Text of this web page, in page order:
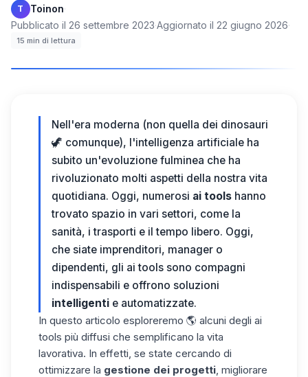
T Toinon·
Pubblicato il 26 settembre 2023·Aggiornato il 22 giugno 2026·
15 min di lettura
Nell'era moderna (non quella dei dinosauri
🦖 comunque), l'intelligenza artificiale ha
subito un'evoluzione fulminea che ha
rivoluzionato molti aspetti della nostra vita
quotidiana. Oggi, numerosi ai tools hanno
trovato spazio in vari settori, come la
sanità, i trasporti e il tempo libero. Oggi,
che siate imprenditori, manager o
dipendenti, gli ai tools sono compagni
indispensabili e offrono soluzioni
intelligenti e automatizzate.
In questo articolo esploreremo 🌎 alcuni degli ai
tools più diffusi che semplificano la vita
lavorativa. In effetti, se state cercando di
ottimizzare la gestione dei progetti, migliorare